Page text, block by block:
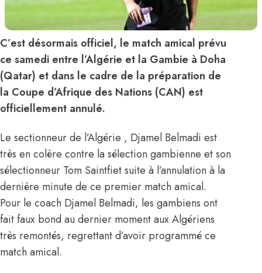
C’est désormais officiel, le match amical prévu
ce samedi entre l’Algérie et la Gambie à Doha
(Qatar) et dans le cadre de la préparation de
la Coupe d’Afrique des Nations (CAN) est
officiellement annulé.
Le sectionneur de l’Algérie , Djamel Belmadi est
très en colère contre la sélection gambienne et son
sélectionneur Tom Saintfiet suite à l’annulation à la
dernière minute de ce premier match amical.
Pour le coach Djamel Belmadi, les gambiens ont
fait faux bond au dernier moment aux Algériens
très remontés, regrettant d’avoir programmé ce
match amical.